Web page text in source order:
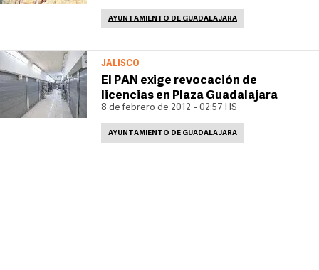
AYUNTAMIENTO DE GUADALAJARA
JALISCO
El PAN exige revocación de
licencias en Plaza Guadalajara
8 de febrero de 2012 - 02:57 HS
AYUNTAMIENTO DE GUADALAJARA